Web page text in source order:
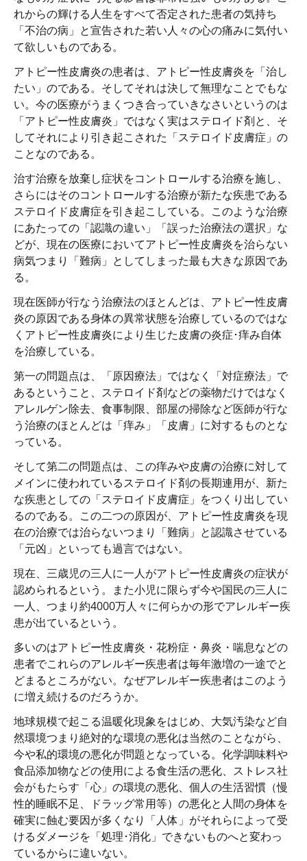
れからの輝ける人生をすべて否定された患者の気持ち
「不治の病」と宣告された若い人々の心の痛みに気付い
て欲しいものである。
アトピー性皮膚炎の患者は、アトピー性皮膚炎を「治し
たい」のである。そしてそれは決して無理なことでもな
い。今の医療がうまくつき合っていきなさいというのは
「アトピー性皮膚炎」ではなく実はステロイド剤と、そ
してそれにより引き起こされた「ステロイド皮膚症」の
ことなのである。
治す治療を放棄し症状をコントロールする治療を施し、
さらにはそのコントロールする治療が新たな疾患である
ステロイド皮膚症を引き起こしている。このような治療
にあたっての「認識の違い」「誤った治療法の選択」な
どが、現在の医療においてアトピー性皮膚炎を治らない
病気つまり「難病」としてしまった最も大きな原因であ
る。
現在医師が行なう治療法のほとんどは、アトピー性皮膚
炎の原因である身体の異常状態を治療しているのではな
くアトピー性皮膚炎により生じた皮膚の炎症･痒み自体
を治療している。
第一の問題点は、「原因療法」ではなく「対症療法」で
あるということ、ステロイド剤などの薬物だけではなく
アレルゲン除去、食事制限、部屋の掃除など医師が行な
う治療のほとんどは「痒み」「皮膚」に対するものとな
っている。
そして第二の問題点は、この痒みや皮膚の治療に対して
メインに使われているステロイド剤の長期連用が、新た
な疾患としての「ステロイド皮膚症」をつくり出してい
るのである。この二つの原因が、アトピー性皮膚炎を現
在の治療では治らないつまり「難病」と認識させている
「元凶」といっても過言ではない。
現在、三歳児の三人に一人がアトピー性皮膚炎の症状が
認められるという。また小児に限らず今や国民の三人に
一人、つまり約4000万人々に何らかの形でアレルギー疾
患が出ているという。
多いのはアトピー性皮膚炎・花粉症・鼻炎・喘息などの
患者でこれらのアレルギー疾患者は毎年激増の一途でと
どまるところがない。なぜアレルギー疾患者はこのよう
に増え続けるのだろうか。
地球規模で起こる温暖化現象をはじめ、大気汚染など自
然環境つまり絶対的な環境の悪化は当然のことながら、
今や私的環境の悪化が問題となっている。化学調味料や
食品添加物などの使用による食生活の悪化、ストレス社
会がもたらす「心」の環境の悪化、個人の生活習慣（慢
性的睡眠不足、ドラッグ常用等）の悪化と人間の身体を
確実に蝕む要因が多くなり「人体」がそれらによって受
けるダメージを「処理･消化」できないものへと変わっ
ているからに違いない。